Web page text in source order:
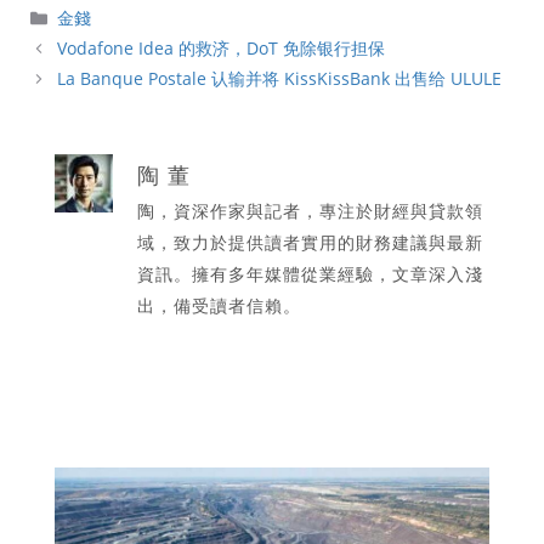
分
類
金錢
Vodafone Idea 的救济，DoT 免除银行担保
La Banque Postale 认输并将 KissKissBank 出售给 ULULE
陶 董
陶，資深作家與記者，專注於財經與貸款領
域，致力於提供讀者實用的財務建議與最新
資訊。擁有多年媒體從業經驗，文章深入淺
出，備受讀者信賴。